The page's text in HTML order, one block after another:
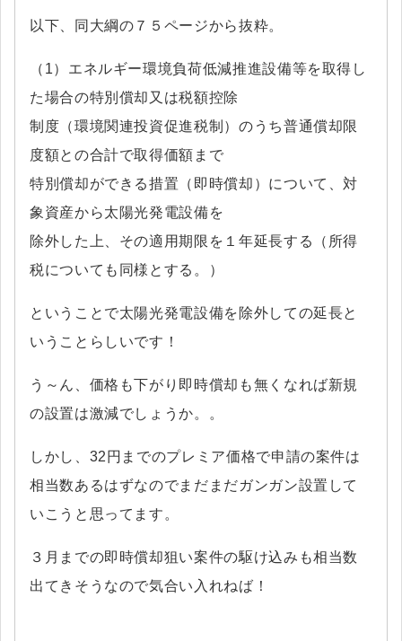
以下、同大綱の７５ページから抜粋。
（1）エネルギー環境負荷低減推進設備等を取得し
た場合の特別償却又は税額控除
制度（環境関連投資促進税制）のうち普通償却限
度額との合計で取得価額まで
特別償却ができる措置（即時償却）について、対
象資産から太陽光発電設備を
除外した上、その適用期限を１年延長する（所得
税についても同様とする。）
ということで太陽光発電設備を除外しての延長と
いうことらしいです！
う～ん、価格も下がり即時償却も無くなれば新規
の設置は激減でしょうか。。
しかし、32円までのプレミア価格で申請の案件は
相当数あるはずなのでまだまだガンガン設置して
いこうと思ってます。
３月までの即時償却狙い案件の駆け込みも相当数
出てきそうなので気合い入れねば！